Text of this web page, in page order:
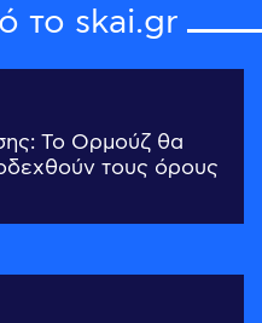
το skai.gr
Το Ορμούζ θα
τους όρους